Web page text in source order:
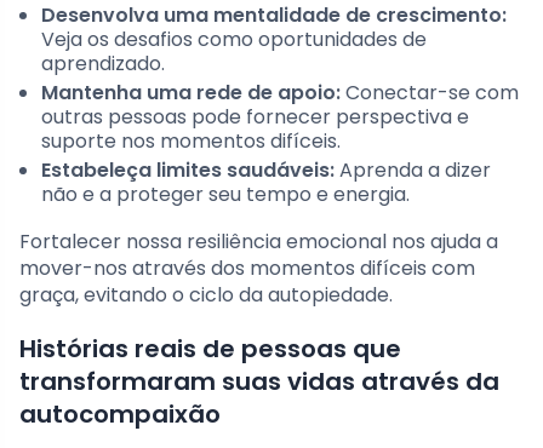
Desenvolva uma mentalidade de crescimento:
Veja os desafios como oportunidades de
aprendizado.
Mantenha uma rede de apoio:Conectar-se com
outras pessoas pode fornecer perspectiva e
suporte nos momentos difíceis.
Estabeleça limites saudáveis:Aprenda a dizer
não e a proteger seu tempo e energia.
Fortalecer nossa resiliência emocional nos ajuda a
mover-nos através dos momentos difíceis com
graça, evitando o ciclo da autopiedade.
Histórias reais de pessoas que
transformaram suas vidas através da
autocompaixão